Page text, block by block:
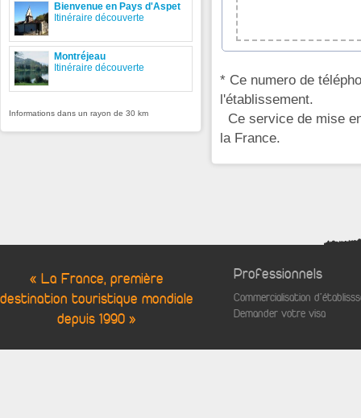
* Ce numero de
l'établissement.
Ce service de mise
la France.
Bienvenue en Pays d'Aspet
Itinéraire découverte
Montréjeau
Itinéraire découverte
Informations dans un rayon de 30 km
« La France, première
destination touristique mondiale
depuis 1990 »
Professionnels
Commercialisation
Demander votre visa